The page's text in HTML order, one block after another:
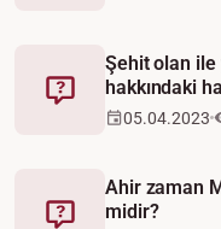
Fetva
Şehit olan ile
hakkındaki
05.04.2023
Ahir zaman
midir?